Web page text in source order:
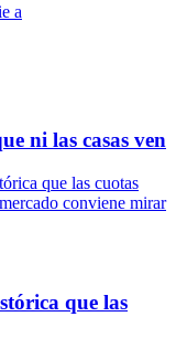
a
ni las casas ven
que las cuotas
conviene mirar
que las